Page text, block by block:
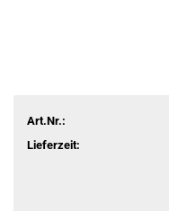
Art.Nr.:
Lieferzeit: